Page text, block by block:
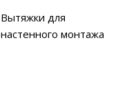
Вытяжки для
настенного монтажа